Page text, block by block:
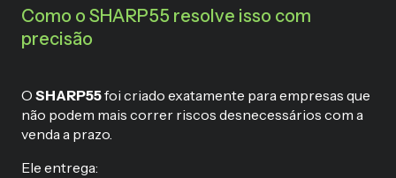
Como o SHARP55 resolve isso com
precisão
O SHARP55foi criado exatamente para empresas que
não podem mais correr riscos desnecessários com a
venda a prazo.
Ele entrega: